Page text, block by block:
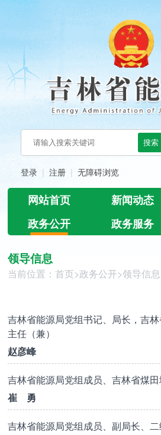
登录 注册 无障碍浏览
网站首页 新闻动态
政务公开
政务服务
领导信息
当前位置：首页>政务公开>领导信息
吉林省能源局党组书记、局长，吉
主任（兼）
赵彦峰
吉林省能源局党组成员、吉林省煤
崔 勇
吉林省能源局党组成员、副局长、